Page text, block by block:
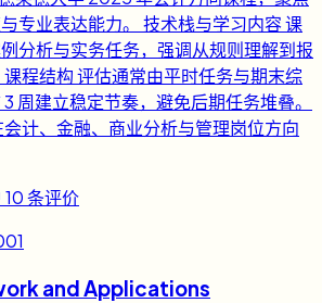
专业表达能力。 技术栈与学习内容 课
分析与实务任务，强调从规则理解到报
程结构 评估通常由平时任务与期末综
周建立稳定节奏，避免后期任务堆叠。
计、金融、商业分析与管理岗位方向
10条评价
and Applications